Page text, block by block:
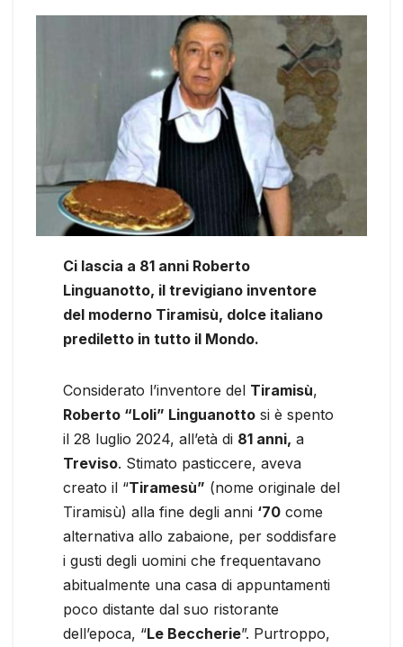
Ci lascia a 81 anni Roberto
Linguanotto, il trevigiano inventore
del moderno Tiramisù, dolce italiano
prediletto in tutto il Mondo.
Considerato l’inventore del Tiramisù,
Roberto “Loli” Linguanotto si è spento
il 28 luglio 2024, all’età di 81 anni, a
Treviso. Stimato pasticcere, aveva
creato il “Tiramesù” (nome originale del
Tiramisù) alla fine degli anni ‘70 come
alternativa allo zabaione, per soddisfare
i gusti degli uomini che frequentavano
abitualmente una casa di appuntamenti
poco distante dal suo ristorante
dell’epoca, “Le Beccherie”. Purtroppo,